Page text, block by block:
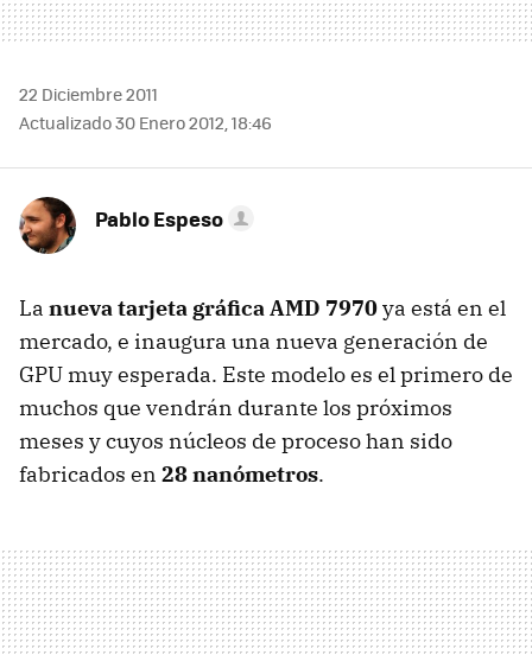
22 Diciembre 2011
Actualizado 30 Enero 2012, 18:46
Pablo Espeso
La nueva tarjeta gráficaAMD 7970ya está en el
mercado, e inaugura una nueva generación de
GPU muy esperada. Este modelo es el primero de
muchos que vendrán durante los próximos
meses y cuyos núcleos de proceso han sido
fabricados en 28 nanómetros.